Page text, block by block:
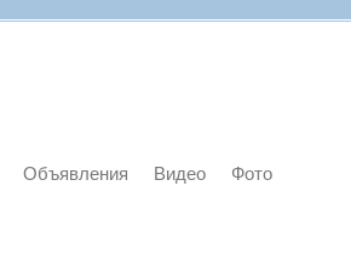
Объявления Видео Фото